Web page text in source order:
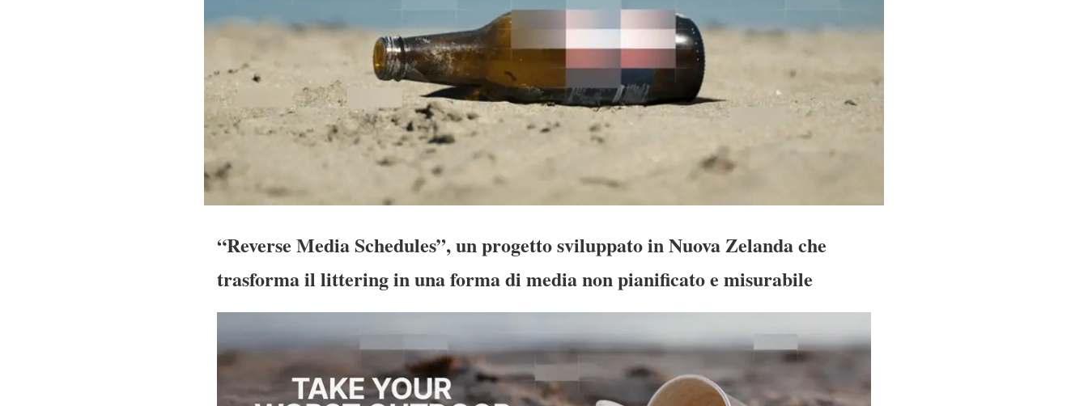
“Reverse Media Schedules”, un progetto sviluppato in Nuova Zelanda che
trasforma il littering in una forma di media non pianificato e misurabile